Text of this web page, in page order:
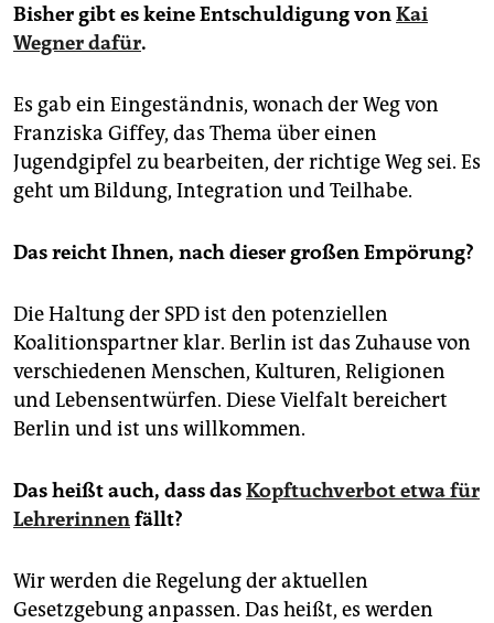
Bisher gibt es keine Entschuldigung vonKai
Wegner dafür.
Es gab ein Eingeständnis, wonach der Weg von
Franziska Giffey, das Thema über einen
Jugendgipfel zu bearbeiten, der richtige Weg sei. Es
geht um Bildung, Integration und Teilhabe.
Das reicht Ihnen, nach dieser großen Empörung?
Die Haltung der SPD ist den potenziellen
Koalitionspartner klar. Berlin ist das Zuhause von
verschiedenen Menschen, Kulturen, Religionen
und Lebensentwürfen. Diese Vielfalt bereichert
Berlin und ist uns willkommen.
Das heißt auch, dass dasKopftuchverbot etwa für
Lehrerinnenfällt?
Wir werden die Regelung der aktuellen
Gesetzgebung anpassen. Das heißt, es werden